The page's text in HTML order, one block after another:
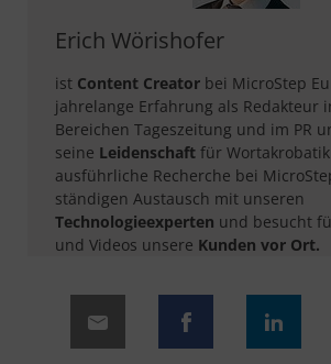
Erich Wörishofer
ist Content Creator bei MicroStep
jahrelange Erfahrung als Redakteur
Bereichen Tageszeitung und im PR
seine Leidenschaft für
ausführliche Recherche bei
ständigen Austausch mit unseren
Technologieexperten und besucht
und Videos unsere Kunden vor Ort.​